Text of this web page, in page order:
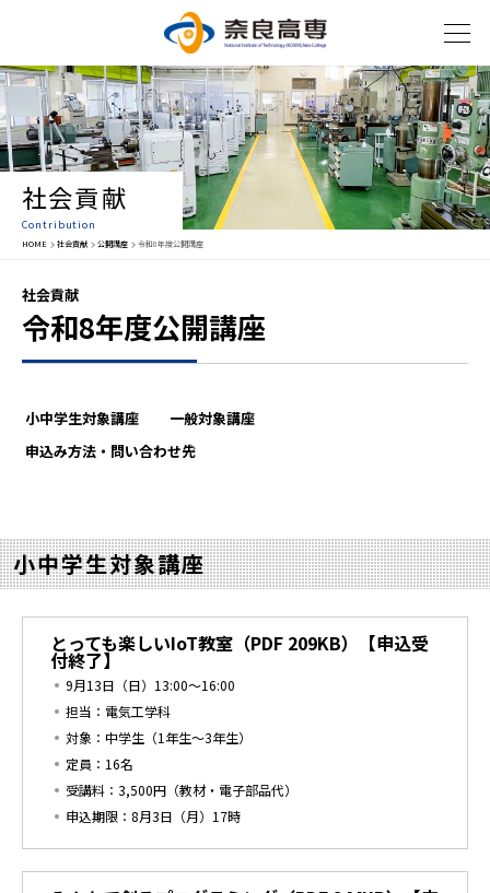
社会貢献
Contribution
HOME 社会貢献 公開講座 令和8年度公開講座
社会貢献
令和8年度公開講座
小中学生対象講座
一般対象講座
申込み方法・問い合わせ先
小中学生対象講座
とっても楽しいIoT教室 （PDF 209KB） 【申込受
付終了】
9月13日（日）13:00～16:00
担当：電気工学科
対象：中学生（1年生～3年生）
定員：16名
受講料：3,500円（教材・電子部品代）
申込期限：8月3日（月）17時